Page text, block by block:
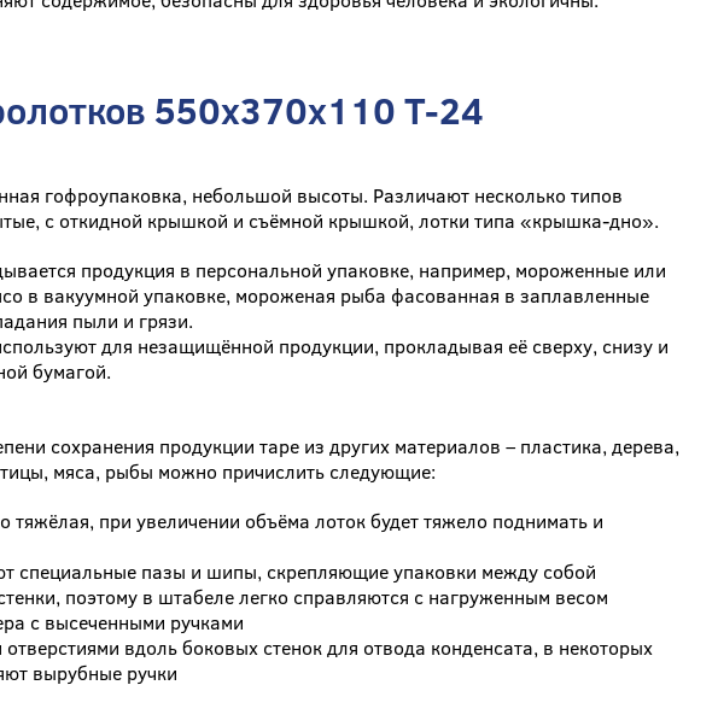
550x370x110 Т-24
гофроупаковка, небольшой высоты. Различают несколько типов
с откидной крышкой и съёмной крышкой, лотки типа «крышка-дно».
продукция в персональной упаковке, например, мороженные или
в вакуумной упаковке, мороженая рыба фасованная в заплавленные
пыли и грязи.
для незащищённой продукции, прокладывая её сверху, снизу и
бумагой.
сохранения продукции таре из других материалов – пластика, дерева,
мяса, рыбы можно причислить следующие:
при увеличении объёма лоток будет тяжело поднимать и
специальные пазы и шипы, скрепляющие упаковки между собой
поэтому в штабеле легко справляются с нагруженным весом
с высеченными ручками
вдоль боковых стенок для отвода конденсата, в некоторых
вырубные ручки